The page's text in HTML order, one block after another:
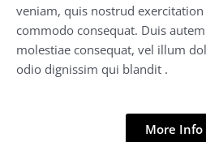
veniam, quis nostrud
commodo consequat. Duis
molestiae consequat, vel illum
odio dignissim qui blandit .
More Info